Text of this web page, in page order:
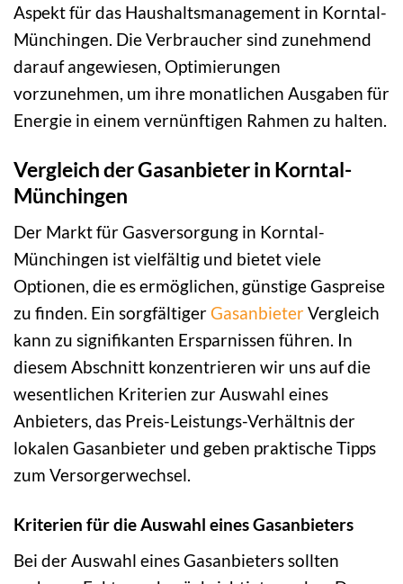
Aspekt für das Haushaltsmanagement in Korntal-
Münchingen. Die Verbraucher sind zunehmend
darauf angewiesen, Optimierungen
vorzunehmen, um ihre monatlichen Ausgaben für
Energie in einem vernünftigen Rahmen zu halten.
Vergleich der Gasanbieter in Korntal-
Münchingen
Der Markt für Gasversorgung in Korntal-
Münchingen ist vielfältig und bietet viele
Optionen, die es ermöglichen, günstige Gaspreise
zu finden. Ein sorgfältiger GasanbieterVergleich
kann zu signifikanten Ersparnissen führen. In
diesem Abschnitt konzentrieren wir uns auf die
wesentlichen Kriterien zur Auswahl eines
Anbieters, das Preis-Leistungs-Verhältnis der
lokalen Gasanbieter und geben praktische Tipps
zum Versorgerwechsel.
Kriterien für die Auswahl eines Gasanbieters
Bei der Auswahl eines Gasanbieters sollten